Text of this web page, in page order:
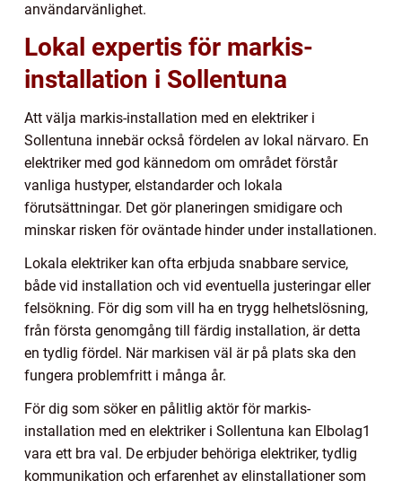
användarvänlighet.
Lokal expertis för markis-
installation i Sollentuna
Att välja markis-installation med en elektriker i
Sollentuna innebär också fördelen av lokal närvaro. En
elektriker med god kännedom om området förstår
vanliga hustyper, elstandarder och lokala
förutsättningar. Det gör planeringen smidigare och
minskar risken för oväntade hinder under installationen.
Lokala elektriker kan ofta erbjuda snabbare service,
både vid installation och vid eventuella justeringar eller
felsökning. För dig som vill ha en trygg helhetslösning,
från första genomgång till färdig installation, är detta
en tydlig fördel. När markisen väl är på plats ska den
fungera problemfritt i många år.
För dig som söker en pålitlig aktör för markis-
installation med en elektriker i Sollentuna kan Elbolag1
vara ett bra val. De erbjuder behöriga elektriker, tydlig
kommunikation och erfarenhet av elinstallationer som